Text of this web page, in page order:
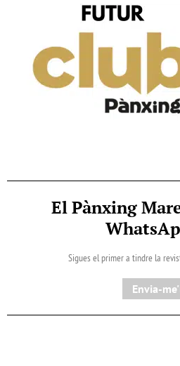
El Pànxing
Sigues el primer a tindre la
Envia-